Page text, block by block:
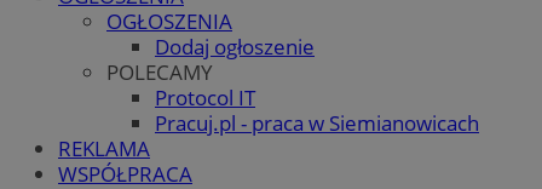
OGŁOSZENIA
Dodaj ogłoszenie
POLECAMY
Protocol IT
Pracuj.pl - praca w Siemianowicach
REKLAMA
WSPÓŁPRACA